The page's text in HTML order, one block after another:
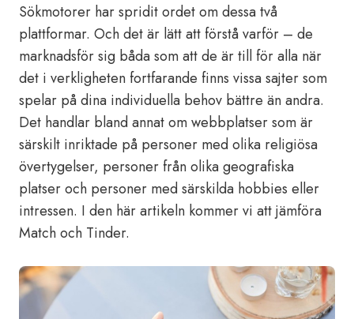
Sökmotorer har spridit ordet om dessa två
plattformar. Och det är lätt att förstå varför – de
marknadsför sig båda som att de är till för alla när
det i verkligheten fortfarande finns vissa sajter som
spelar på dina individuella behov bättre än andra.
Det handlar bland annat om webbplatser som är
särskilt inriktade på personer med olika religiösa
övertygelser, personer från olika geografiska
platser och personer med särskilda hobbies eller
intressen. I den här artikeln kommer vi att jämföra
Match och Tinder.